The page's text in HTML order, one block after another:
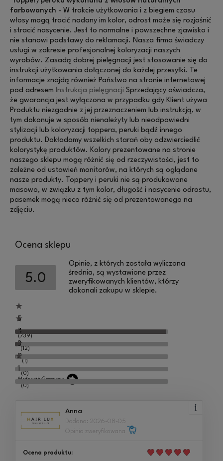
farbowanych - W trakcie użytkowania i z biegiem czasu
włosy mogą tracić nadany im kolor, odrost może się rozjaśnić
i stracić nasycenie. Jest to normalne i powszechne zjawisko i
nie stanowi podstawy do reklamacji. Nasza firma świadczy
usługi w zakresie profesjonalnej koloryzacji naszych
wyrobów. Zasadą dobrej pielęgnacji jest stosowanie się do
instrukcji użytkowania dołączonej do każdej przesyłki. Te
informacje znajdą również Państwo na stronie internetowej
pod adresem Instrukcja pielęgnacji Sprzedający oświadcza,
że gwarancja jest wyłączona w przypadku gdy Klient używa
Produktu niezgodnie z jej przeznaczeniem lub instrukcją, w
tym dokonuje w sposób nienależyty lub nieodpowiedni
stylizacji lub koloryzacji toppera, peruki bądź innego
produktu. Dokładamy wszelkich starań oby odzwierciedlić
kolorystykę produktów. Kolory prezentowane na stronie
naszego sklepu mogą różnić się od rzeczywistości, jest to
zależne od ustawień monitorów, na których są oglądane
nasze produkty. Toppery i peruki nie są produkowane
masowo, w związku z tym kolor, długość i nasycenie odrostu,
pasemek mogą nieco różnić się od prezentowanego na
zdjęciu.
Ocena sklepu
5.0
Opinie, z których została wyliczona
średnia, są wystawione przez
zweryfikowanych klientów, którzy
dokonali zakupu w sklepie.
5
(739)
4
(12)
3
(1)
2
(0)
1
(0)
Anna
Dodano: 2026-08-05
Opinia zweryfikowana
Ocena produktu: